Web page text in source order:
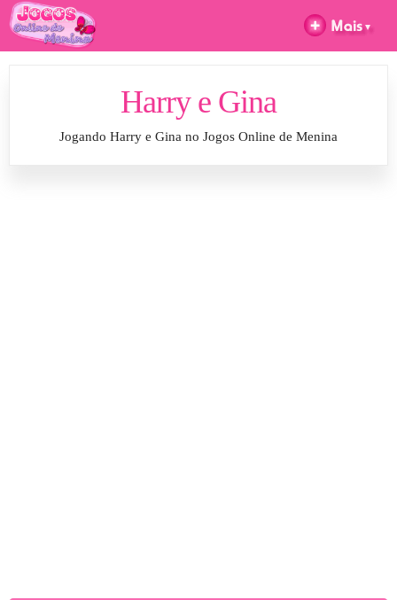
Harry e Gina
Jogando Harry e Gina no Jogos Online de Menina